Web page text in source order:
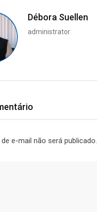
Débora Suellen
administrator
e-mail não será publicado.